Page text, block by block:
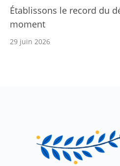
Établissons le record du
moment
29 juin 2026